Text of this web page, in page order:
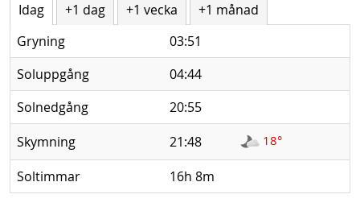
Idag +1 dag +1 vecka
+1 månad
Gryning
03:51
Soluppgång
04:44
Solnedgång
20:55
Skymning
21:48 18°
Soltimmar 16h 8m